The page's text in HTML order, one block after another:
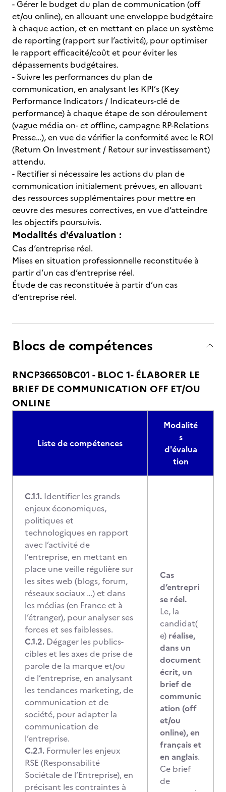
- Gérer le budget du plan de communication (off
et/ou online), en allouant une enveloppe budgétaire
à chaque action, et en mettant en place un système
de reporting (rapport sur l’activité), pour optimiser
le rapport efficacité/coût et pour éviter les
dépassements budgétaires.
- Suivre les performances du plan de
communication, en analysant les KPI’s (Key
Performance Indicators / Indicateurs-clé de
performance) à chaque étape de son déroulement
(vague média on- et offline, campagne RP-Relations
Presse…), en vue de vérifier la conformité avec le ROI
(Return On Investment / Retour sur investissement)
attendu.
- Rectifier si nécessaire les actions du plan de
communication initialement prévues, en allouant
des ressources supplémentaires pour mettre en
œuvre des mesures correctives, en vue d’atteindre
les objectifs poursuivis.
Modalités d'évaluation :
Cas d‘entreprise réel.
Mises en situation professionnelle reconstituée à
partir d’un cas d‘entreprise réel.
Étude de cas reconstituée à partir d’un cas
d‘entreprise réel.
Blocs de compétences
RNCP36650BC01 - BLOC 1- ÉLABORER LE
BRIEF DE COMMUNICATION OFF ET/OU
ONLINE
Liste de compétences
Modalité
s
d'évalua
tion
C.1.1. Identifier les grands
enjeux économiques,
politiques et
technologiques en rapport
avec l’activité de
l’entreprise, en mettant en
place une veille régulière sur
les sites web (blogs, forum,
réseaux sociaux …) et dans
les médias (en France et à
l’étranger), pour analyser ses
forces et ses faiblesses.
C.1.2. Dégager les publics-
cibles et les axes de prise de
parole de la marque et/ou
de l’entreprise, en analysant
les tendances marketing, de
communication et de
société, pour adapter la
communication de
l’entreprise.
C.2.1. Formuler les enjeux
RSE (Responsabilité
Sociétale de l’Entreprise),en
précisant les contraintes à
Cas
d‘entrepri
se réel.
Le, la
candidat(
e) réalise,
dans un
document
écrit, un
brief de
communic
ation (off
et/ou
online), en
français et
en anglais.
Ce brief
de